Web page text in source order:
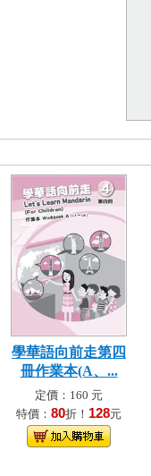
學華語向前走第四
冊作業本(A、...
定價：160 元
特價： 80折！ 128元